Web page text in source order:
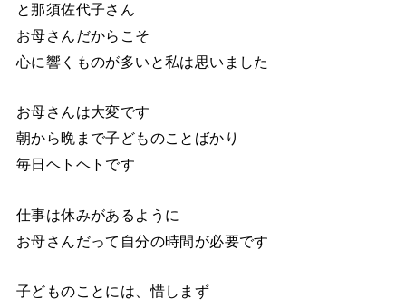
と那須佐代子さん
お母さんだからこそ
心に響くものが多いと私は思いました
お母さんは大変です
朝から晩まで子どものことばかり
毎日ヘトヘトです
仕事は休みがあるように
お母さんだって自分の時間が必要です
子どものことには、惜しまず